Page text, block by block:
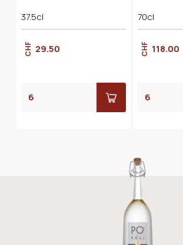
37.5cl
CHF 29.50
70cl
CHF 118.00